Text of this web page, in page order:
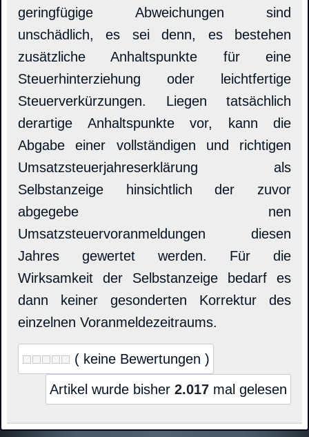
geringfügige Abweichungen sind
unschädlich, es sei denn, es bestehen
zusätzliche Anhaltspunkte für eine
Steuerhinterziehung oder leichtfertige
Steuerverkürzungen. Liegen tatsächlich
derartige Anhaltspunkte vor, kann die
Abgabe einer vollständigen und richtigen
Umsatzsteuerjahreserklärung als
Selbstanzeige hinsichtlich der zuvor
abgegebe nen
Umsatzsteuervoranmeldungen diesen
Jahres gewertet werden. Für die
Wirksamkeit der Selbstanzeige bedarf es
dann keiner gesonderten Korrektur des
einzelnen Voranmeldezeitraums.
( keine Bewertungen )
Artikel wurde bisher 2.017 mal gelesen